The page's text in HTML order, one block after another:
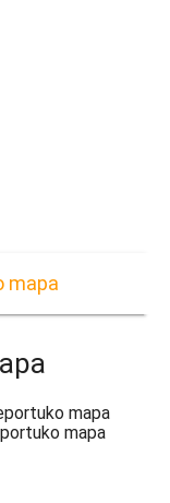
mapa
mapa
mapa